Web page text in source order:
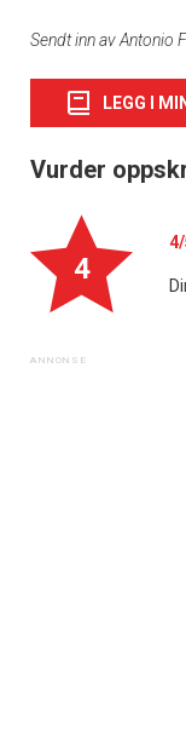
Sendt inn av Antonio
LEGG I
Vurder
4